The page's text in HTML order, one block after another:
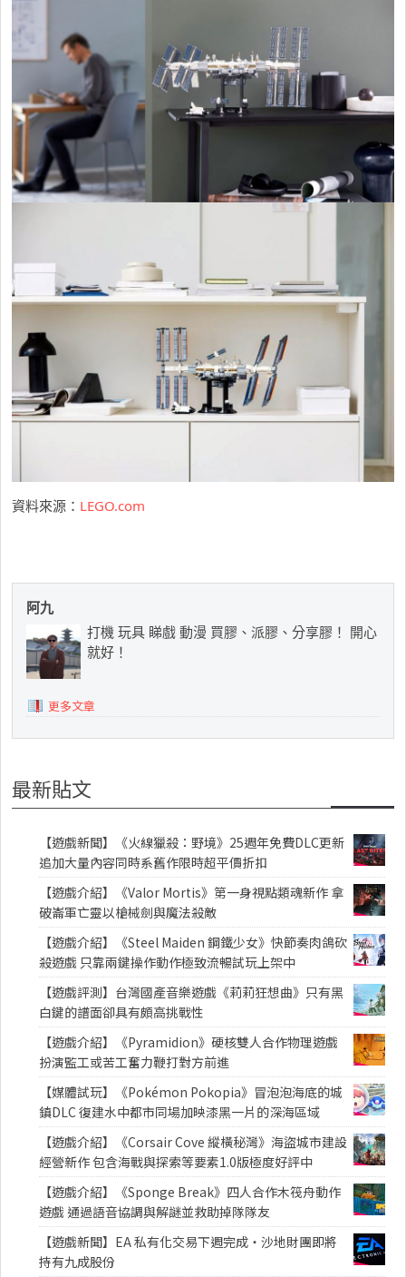
資料來源： LEGO.com
阿九
打機 玩具 睇戲 動漫 買膠、派膠、分享膠！ 開心
就好！
更多文章
最新貼文
【遊戲新聞】《火線獵殺：野境》25週年免費DLC更新
追加大量內容同時系舊作限時超平價折扣
【遊戲介紹】《Valor Mortis》第一身視點類魂新作 拿
破崙軍亡靈以槍械劍與魔法殺敵
【遊戲介紹】《Steel Maiden 鋼鐵少女》快節奏肉鴿砍
殺遊戲 只靠兩鍵操作動作極致流暢試玩上架中
【遊戲評測】台灣國產音樂遊戲《莉莉狂想曲》只有黑
白鍵的譜面卻具有頗高挑戰性
【遊戲介紹】《Pyramidion》硬核雙人合作物理遊戲
扮演監工或苦工奮力鞭打對方前進
【媒體試玩】《Pokémon Pokopia》冒泡泡海底的城
鎮DLC 復建水中都市同場加映漆黑一片的深海區域
【遊戲介紹】《Corsair Cove 縱橫秘灣》海盜城市建設
經營新作 包含海戰與探索等要素1.0版極度好評中
【遊戲介紹】《Sponge Break》四人合作木筏舟動作
遊戲 通過語音協調與解謎並救助掉隊隊友
【遊戲新聞】EA 私有化交易下週完成・沙地財團即將
持有九成股份